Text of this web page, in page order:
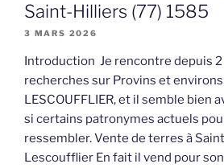
Saint-Hilliers (77) 1585
3 MARS 2026
Introduction Je rencontre depuis 2
recherches sur Provins et
LESCOUFFLIER, et il semble bien
si certains patronymes actuels
ressembler. Vente de terres à
Lescoufflier En fait il vend pour son